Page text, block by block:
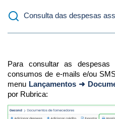
Consulta das despesas
Para consultar as despesas
consumos de e-mails e/ou
menu Lançamentos ➜
por Rubrica: